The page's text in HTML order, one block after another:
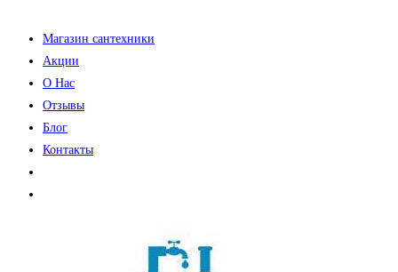
Магазин сантехники
Акции
О Нас
Отзывы
Блог
Контакты